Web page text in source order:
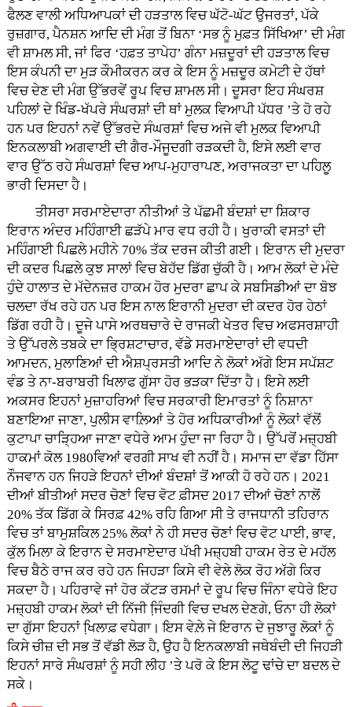
ਫੈਲਣ ਵਾਲੀ ਅਧਿਆਪਕਾਂ ਦੀ ਹੜਤਾਲ ਵਿਚ ਘੱਟੋ-ਘੱਟ ਉਜਰਤਾਂ, ਪੱਕੇ
ਰੁਜ਼ਗਾਰ, ਪੈਨਸ਼ਨ ਆਦਿ ਦੀ ਮੰਗ ਤੋਂ ਬਿਨਾ ‘ਸਭ ਨੂੰ ਮੁਫ਼ਤ ਸਿੱਖਿਆ’ ਦੀ ਮੰਗ
ਵੀ ਸ਼ਾਮਲ ਸੀ, ਜਾਂ ਫਿਰ ‘ਹਫ਼ਤ ਤਾਪੇਹ’ ਗੰਨਾ ਮਜ਼ਦੂਰਾਂ ਦੀ ਹੜਤਾਲ ਵਿਚ
ਇਸ ਕੰਪਨੀ ਦਾ ਮੁੜ ਕੌਮੀਕਰਨ ਕਰ ਕੇ ਇਸ ਨੂੰ ਮਜ਼ਦੂਰ ਕਮੇਟੀ ਦੇ ਹੱਥਾਂ
ਵਿਚ ਦੇਣ ਦੀ ਮੰਗ ਉੱਭਰਵੇਂ ਰੂਪ ਵਿਚ ਸ਼ਾਮਲ ਸੀ। ਦੂਸਰਾ ਇਹ ਸੰਘਰਸ਼
ਪਹਿਲਾਂ ਦੇ ਖਿੰਡ-ਖੱਪਰੇ ਸੰਘਰਸ਼ਾਂ ਦੀ ਥਾਂ ਮੁਲਕ ਵਿਆਪੀ ਪੱਧਰ ’ਤੇ ਹੋ ਰਹੇ
ਹਨ ਪਰ ਇਹਨਾਂ ਨਵੇਂ ਉੱਭਰਦੇ ਸੰਘਰਸ਼ਾਂ ਵਿਚ ਅਜੇ ਵੀ ਮੁਲਕ ਵਿਆਪੀ
ਇਨਕਲਾਬੀ ਅਗਵਾਈ ਦੀ ਗੈਰ-ਮੌਜੂਦਗੀ ਰੜਕਦੀ ਹੈ, ਇਸੇ ਲਈ ਵਾਰ
ਵਾਰ ਉੱਠ ਰਹੇ ਸੰਘਰਸ਼ਾਂ ਵਿਚ ਆਪ-ਮੁਹਾਰਾਪਣ, ਅਰਾਜਕਤਾ ਦਾ ਪਹਿਲੂ
ਭਾਰੀ ਦਿਸਦਾ ਹੈ।
ਤੀਸਰਾ ਸਰਮਾਏਦਾਰਾ ਨੀਤੀਆਂ ਤੇ ਪੱਛਮੀ ਬੰਦਸ਼ਾਂ ਦਾ ਸ਼ਿਕਾਰ
ਇਰਾਨ ਅੰਦਰ ਮਹਿੰਗਾਈ ਛੜੱਪੇ ਮਾਰ ਵਧ ਰਹੀ ਹੈ। ਖੁਰਾਕੀ ਵਸਤਾਂ ਦੀ
ਮਹਿੰਗਾਈ ਪਿਛਲੇ ਮਹੀਨੇ 70% ਤੱਕ ਦਰਜ ਕੀਤੀ ਗਈ। ਇਰਾਨ ਦੀ ਮੁਦਰਾ
ਦੀ ਕਦਰ ਪਿਛਲੇ ਕੁਝ ਸਾਲਾਂ ਵਿਚ ਬੇਹੱਦ ਡਿੱਗ ਚੁੱਕੀ ਹੈ। ਆਮ ਲੋਕਾਂ ਦੇ ਮੰਦੇ
ਹੁੰਦੇ ਹਾਲਾਤ ਦੇ ਮੱਦੇਨਜ਼ਰ ਹਾਕਮ ਹੋਰ ਮੁਦਰਾ ਛਾਪ ਕੇ ਸਬਸਿਡੀਆਂ ਦਾ ਬੋਝ
ਚਲਦਾ ਰੱਖ ਰਹੇ ਹਨ ਪਰ ਇਸ ਨਾਲ ਇਰਾਨੀ ਮੁਦਰਾ ਦੀ ਕਦਰ ਹੋਰ ਹੇਠਾਂ
ਡਿੱਗ ਰਹੀ ਹੈ। ਦੂਜੇ ਪਾਸੇ ਅਰਥਚਾਰੇ ਦੇ ਰਾਜਕੀ ਖੇਤਰ ਵਿਚ ਅਫਸਰਸ਼ਾਹੀ
ਤੇ ਉੱਪਰਲੇ ਤਬਕੇ ਦਾ ਭ੍ਰਿਸ਼ਟਾਚਾਰ, ਵੱਡੇ ਸਰਮਾਏਦਾਰਾਂ ਦੀ ਵਧਦੀ
ਆਮਦਨ, ਮੁਲਾਣਿਆਂ ਦੀ ਐਸ਼ਪ੍ਰਸਤੀ ਆਦਿ ਨੇ ਲੋਕਾਂ ਅੱਗੇ ਇਸ ਸਪੱਸ਼ਟ
ਵੰਡ ਤੇ ਨਾ-ਬਰਾਬਰੀ ਖਿਲਾਫ ਗੁੱਸਾ ਹੋਰ ਭੜਕਾ ਦਿੱਤਾ ਹੈ। ਇਸੇ ਲਈ
ਅਕਸਰ ਇਹਨਾਂ ਮੁਜ਼ਾਹਰਿਆਂ ਵਿਚ ਸਰਕਾਰੀ ਇਮਾਰਤਾਂ ਨੂੰ ਨਿਸ਼ਾਨਾ
ਬਣਾਇਆ ਜਾਣਾ, ਪੁਲੀਸ ਵਾਲ਼ਿਆਂ ਤੇ ਹੋਰ ਅਧਿਕਾਰੀਆਂ ਨੂੰ ਲੋਕਾਂ ਵੱਲੋਂ
ਕੁਟਾਪਾ ਚਾੜ੍ਹਿਆ ਜਾਣਾ ਵਧੇਰੇ ਆਮ ਹੁੰਦਾ ਜਾ ਰਿਹਾ ਹੈ। ਉੱਪਰੋਂ ਮਜ਼੍ਹਬੀ
ਹਾਕਮਾਂ ਕੋਲ 1980ਵਿਆਂ ਵਰਗੀ ਸਾਖ ਵੀ ਨਹੀਂ ਹੈ। ਸਮਾਜ ਦਾ ਵੱਡਾ ਹਿੱਸਾ
ਨੌਜਵਾਨ ਹਨ ਜਿਹੜੇ ਇਹਨਾਂ ਦੀਆਂ ਬੰਦਸ਼ਾਂ ਤੋਂ ਆਕੀ ਹੋ ਰਹੇ ਹਨ। 2021
ਦੀਆਂ ਬੀਤੀਆਂ ਸਦਰ ਚੋਣਾਂ ਵਿਚ ਵੋਟ ਫ਼ੀਸਦ 2017 ਦੀਆਂ ਚੋਣਾਂ ਨਾਲੋਂ
20% ਤੱਕ ਡਿੱਗ ਕੇ ਸਿਰਫ਼ 42% ਰਹਿ ਗਿਆ ਸੀ ਤੇ ਰਾਜਧਾਨੀ ਤਹਿਰਾਨ
ਵਿਚ ਤਾਂ ਬਾਮੁਸ਼ਕਿਲ 25% ਲੋਕਾਂ ਨੇ ਹੀ ਸਦਰ ਚੋਣਾਂ ਵਿਚ ਵੋਟ ਪਾਈ, ਭਾਵ,
ਕੁੱਲ ਮਿਲਾ ਕੇ ਇਰਾਨ ਦੇ ਸਰਮਾਏਦਾਰ ਪੱਖੀ ਮਜ਼੍ਹਬੀ ਹਾਕਮ ਰੇਤ ਦੇ ਮਹੱਲ
ਵਿਚ ਬੈਠੇ ਰਾਜ ਕਰ ਰਹੇ ਹਨ ਜਿਹੜਾ ਕਿਸੇ ਵੀ ਵੇਲੇ ਲੋਕ ਰੋਹ ਅੱਗੇ ਕਿਰ
ਸਕਦਾ ਹੈ। ਪਹਿਰਾਵੇ ਜਾਂ ਹੋਰ ਕੱਟੜ ਰਸਮਾਂ ਦੇ ਰੂਪ ਵਿਚ ਜਿੰਨਾ ਵਧੇਰੇ ਇਹ
ਮਜ਼੍ਹਬੀ ਹਾਕਮ ਲੋਕਾਂ ਦੀ ਨਿੱਜੀ ਜਿ਼ੰਦਗੀ ਵਿਚ ਦਖਲ ਦੇਣਗੇ, ਓਨਾ ਹੀ ਲੋਕਾਂ
ਦਾ ਗੁੱਸਾ ਇਹਨਾਂ ਖਿ਼ਲਾਫ਼ ਵਧੇਗਾ। ਇਸ ਵੇਲ਼ੇ ਜੇ ਇਰਾਨ ਦੇ ਜੁਝਾਰੂ ਲੋਕਾਂ ਨੂੰ
ਕਿਸੇ ਚੀਜ਼ ਦੀ ਸਭ ਤੋਂ ਵੱਡੀ ਲੋੜ ਹੈ, ਉਹ ਹੈ ਇਨਕਲਾਬੀ ਜਥੇਬੰਦੀ ਦੀ ਜਿਹੜੀ
ਇਹਨਾਂ ਸਾਰੇ ਸੰਘਰਸ਼ਾਂ ਨੂੰ ਸਹੀ ਲੀਹ ’ਤੇ ਪਰੋ ਕੇ ਇਸ ਲੋਟੂ ਢਾਂਚੇ ਦਾ ਬਦਲ ਦੇ
ਸਕੇ।